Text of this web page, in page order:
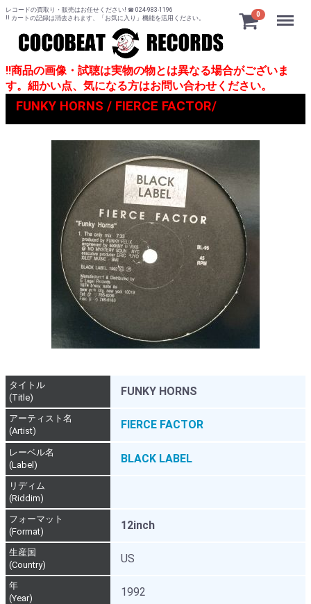
レコードの買取り・販売はお任せください! ☎ 024-983-1196
!! カートの記録は消去されます、「お気に入り」機能を活用ください。
0 Menu
!!商品の画像・試聴は実物の物とは異なる場合がございま
す。細かい点、気になる方はお問い合わせください。
FUNKY HORNS / FIERCE FACTOR/
タイトル
(Title)
FUNKY HORNS
アーティスト名
(Artist)
FIERCE FACTOR
レーベル名
(Label)
BLACK LABEL
リディム
(Riddim)
フォーマット
(Format)
12inch
生産国
(Country)
US
年
(Year)
1992